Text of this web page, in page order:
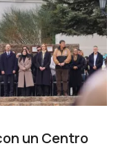
un Centro